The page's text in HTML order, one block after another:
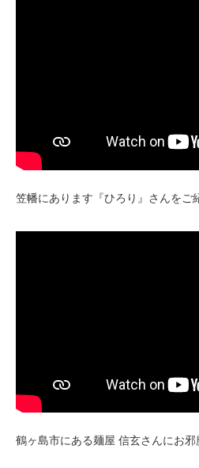
笠幡にあります『ひろり』さんをご
鶴ヶ島市にある麺屋 信玄さんにお邪